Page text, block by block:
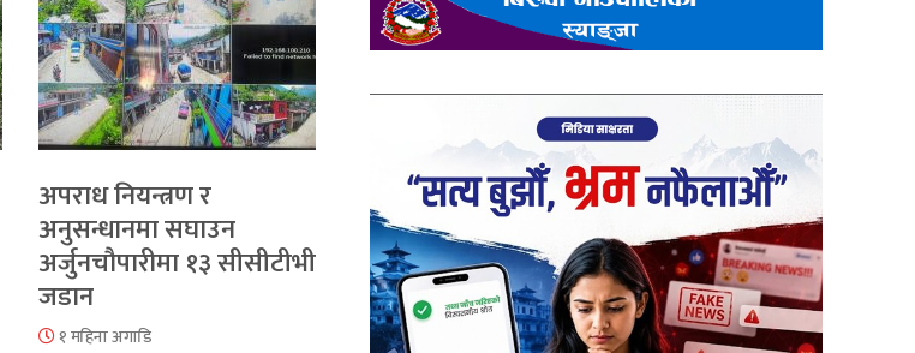
अपराध नियन्त्रण र
अनुसन्धानमा सघाउन
अर्जुनचौपारीमा १३ सीसीटीभी
जडान
१ महिना अगाडि